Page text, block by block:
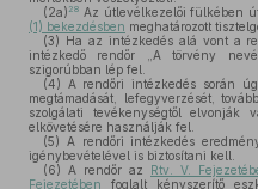
(2a) 28 Az útlevélkezelői fülkében
(1) bekezdésben meghatározott
(3) Ha az intézkedés alá vont a
intézkedő rendőr „A törvény
szigorúbban lép fel.
(4) A rendőri intézkedés során
megtámadását, lefegyverzését,
szolgálati tevékenységtől elvonják
elkövetésére használják fel.
(5) A rendőri intézkedés
igénybevételével is biztosítani kell.
(6) A rendőr az Rtv. V.
Fejezetében foglalt kényszerítő